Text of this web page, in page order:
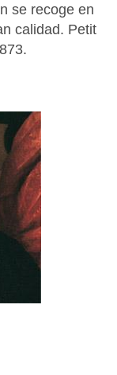
se recoge en
calidad. Petit